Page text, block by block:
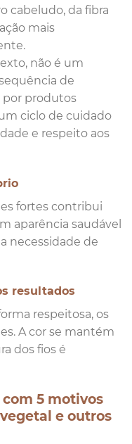
cabeludo, da fibra
mais
não é um
de
por produtos
ciclo de cuidado
e respeito aos
fortes contribui
aparência saudável
necessidade de
resultados
respeitosa, os
A cor se mantém
dos fios é
5 motivos
e outros